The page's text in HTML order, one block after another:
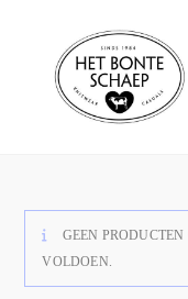
GEEN
VOLDOEN.